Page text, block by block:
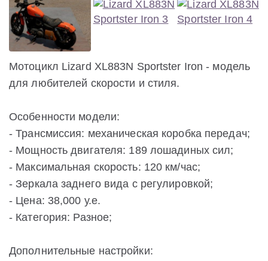
Мотоцикл Lizard XL883N Sportster Iron - модель
для любителей скорости и стиля.
Особенности модели:
- Трансмиссия: механическая коробка передач;
- Мощность двигателя: 189 лошадиных сил;
- Максимальная скорость: 120 км/час;
- Зеркала заднего вида с регулировкой;
- Цена: 38,000 у.е.
- Категория: Разное;
Дополнительные настройки: